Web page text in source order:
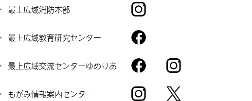
eb
oo
k
最上広域消防本部
agr
am
最上広域教育研究センター
eb
oo
k
最上広域交流センターゆめりあ
eb
agr
もがみ情報案内センター